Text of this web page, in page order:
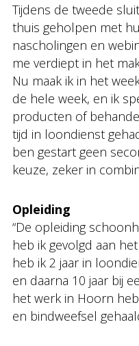
Tijdens de tweede
thuis geholpen met
nascholingen en
me verdiept in het
Nu maak ik in het
de hele week, en ik
producten of
tijd in loondienst
ben gestart geen
keuze, zeker in
Opleiding
“De opleiding
heb ik gevolgd aan
heb ik 2 jaar in
en daarna 10 jaar bij
het werk in Hoorn
en bindweefsel